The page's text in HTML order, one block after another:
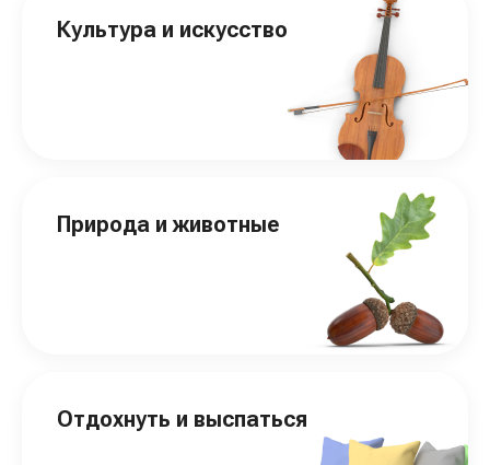
Культура и искусство
Природа и животные
Отдохнуть и выспаться